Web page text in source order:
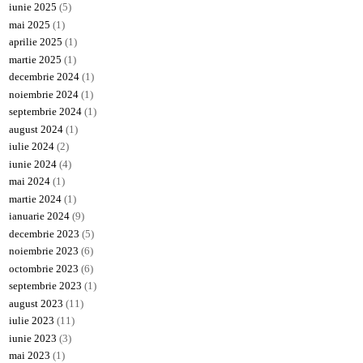
iunie 2025 (5)
mai 2025 (1)
aprilie 2025 (1)
martie 2025 (1)
decembrie 2024 (1)
noiembrie 2024 (1)
septembrie 2024 (1)
august 2024 (1)
iulie 2024 (2)
iunie 2024 (4)
mai 2024 (1)
martie 2024 (1)
ianuarie 2024 (9)
decembrie 2023 (5)
noiembrie 2023 (6)
octombrie 2023 (6)
septembrie 2023 (1)
august 2023 (11)
iulie 2023 (11)
iunie 2023 (3)
mai 2023 (1)